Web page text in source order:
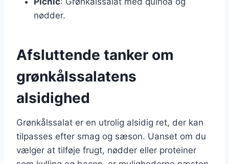
nødder.
Afsluttende tanker om
grønkålssalatens
alsidighed
Grønkålssalat er en utrolig alsidig ret, der kan
tilpasses efter smag og sæson. Uanset om du
vælger at tilføje frugt, nødder eller proteiner